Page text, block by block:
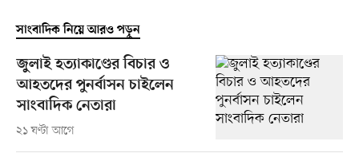
সাংবাদিক নিয়ে আরও পড়ুন
জুলাই হত্যাকাণ্ডের বিচার ও
আহতদের পুনর্বাসন চাইলেন
সাংবাদিক নেতারা
২১ ঘণ্টা আগে